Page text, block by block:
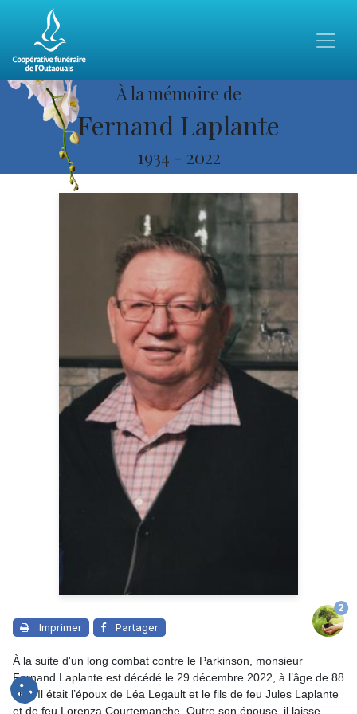
À la mémoire de
Fernand Laplante
1934 - 2022
Imprimer Partager
2
À la suite d'un long combat contre le Parkinson, monsieur
Fernand Laplante est décédé le 29 décembre 2022, à l’âge de 88
ans. Il était l’époux de Léa Legault et le fils de feu Jules Laplante
et de feu Lorenza Courtemanche. Outre son épouse, il laisse